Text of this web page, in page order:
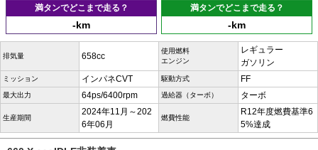
満タンでどこまで走る？
-km
満タンでどこまで走る？
-km
排気量 658cc
使用燃料
エンジン
レギュラー
ガソリン
ミッション インパネCVT 駆動方式 FF
最大出力 64ps/6400rpm 過給器（ターボ） ターボ
生産期間
2024年11月～202
6年06月
燃費性能
R12年度燃費基準6
5%達成